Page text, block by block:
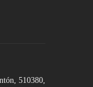
510380,